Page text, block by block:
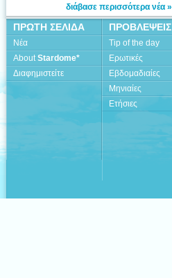
διάβασε περισσότερα νέα »
ΠΡΩΤΗ ΣΕΛΙΔΑ
Νέα
AboutStardome*
Διαφημιστείτε
ΠΡΟΒΛΕΨΕΙΣ
Tip of the day
Ερωτικές
Εβδομαδιαίες
Μηνιαίες
Ετήσιες